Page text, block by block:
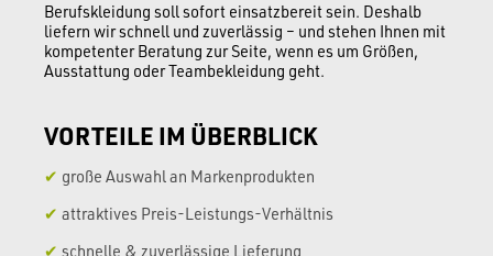
Berufskleidung soll sofort einsatzbereit sein. Deshalb
liefern wir schnell und zuverlässig – und stehen Ihnen mit
kompetenter Beratung zur Seite, wenn es um Größen,
Ausstattung oder Teambekleidung geht.
VORTEILE IM ÜBERBLICK
✔ große Auswahl an Markenprodukten
✔ attraktives Preis-Leistungs-Verhältnis
✔ schnelle & zuverlässige Lieferung